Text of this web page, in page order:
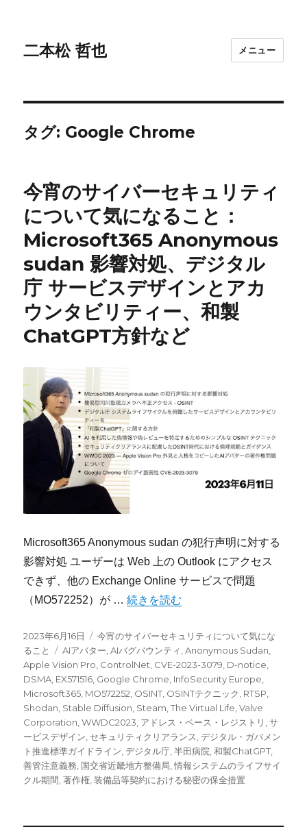
二本松 哲也 メニュー
タグ: Google Chrome
今宵のサイバーセキュリティ
について気になること：
Microsoft365 Anonymous
sudan 影響対処、デジタル
庁 サービスデザインとアカ
ウンタビリティー、和製
ChatGPT方針など
Microsoft365 Anonymous sudan の犯行声明に対する
影響対処 ユーザーは Web 上の Outlook にアクセス
できず、他の Exchange Online サービスで問題
（MO572252）が …“今宵のサイバーセキュリティにつ
続きを読む
投
稿
日:
2023年6月16日
カ
テ
ゴ
リ
ー
今宵のサイバーセキュリティについて気にな
ること
タ
グ
AIアバター ,AIバグバウンティ ,Anonymous Sudan
Apple Vision Pro ControlNet CVE-2023-3079 D-notice
DSMA EX571516 Google Chrome InfoSecurity Europe
Microsoft365 MO572252 OSINT OSINTテクニック RTSP
Shodan Stable Diffusion Steam ,The Virtual Life ,Valve
Corporation ,WWDC2023 アドレス・ベース・レジストリ ,サ
ービスデザイン セキュリティクリアランス ,デジタル・ガバメン
ト推進標準ガイドライン ,デジタル庁 ,半田病院 ,和製ChatGPT
善管注意義務 国交省近畿地方整備局 ,情報システムのライフサイ
クル期間 ,著作権 ,装備品等契約における秘密の保全措置